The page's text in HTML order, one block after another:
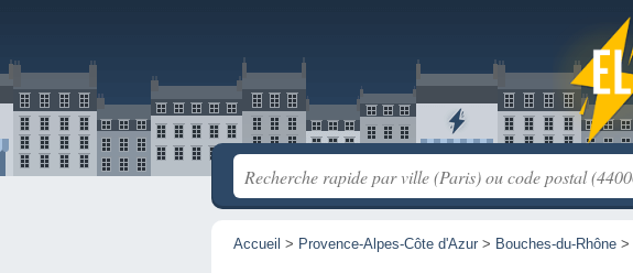
Accueil > Provence-Alpes-Côte d'Azur > Bouches-du-Rhône >